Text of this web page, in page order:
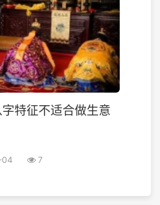
特征不适合做生意
04 7